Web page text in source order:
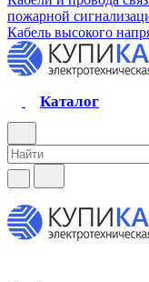
пожарной
Кабель высокого
Каталог